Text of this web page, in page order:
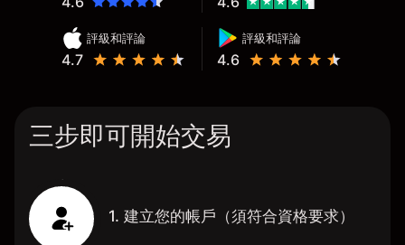
評級和評論
4.7
評級和評論
4.6
三步即可開始交易
1. 建立您的帳戶（須符合資格要求）